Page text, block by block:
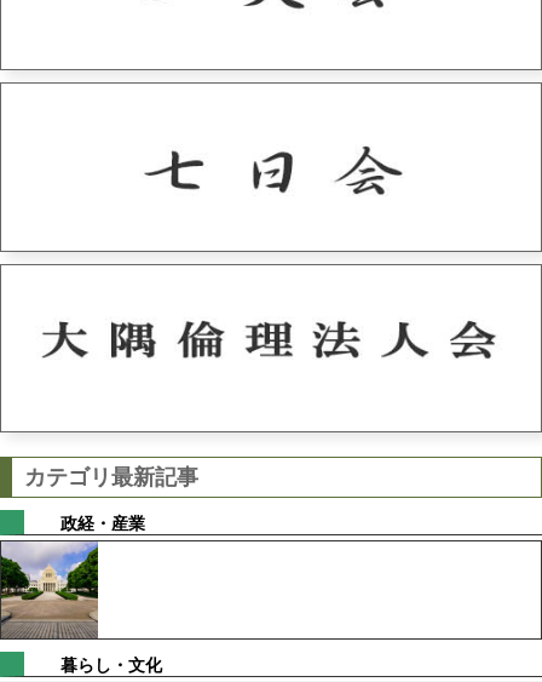
カテゴリ最新記事
政経・産業
暮らし・文化